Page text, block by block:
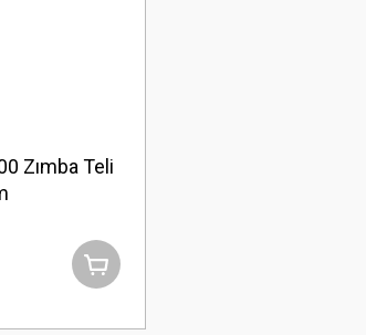
Zımba Teli